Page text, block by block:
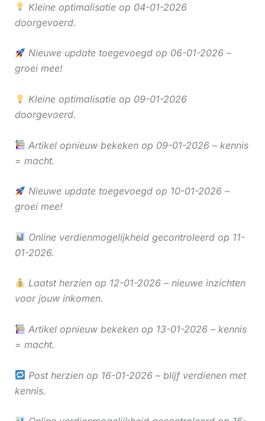
Kleine optimalisatie op 04-01-2026
doorgevoerd.
Nieuwe update toegevoegd op 06-01-2026 –
groei mee!
Kleine optimalisatie op 09-01-2026
doorgevoerd.
Artikel opnieuw bekeken op 09-01-2026 – kennis
= macht.
Nieuwe update toegevoegd op 10-01-2026 –
groei mee!
Online verdienmogelijkheid gecontroleerd op 11-
01-2026.
Laatst herzien op 12-01-2026 – nieuwe inzichten
voor jouw inkomen.
Artikel opnieuw bekeken op 13-01-2026 – kennis
= macht.
Post herzien op 16-01-2026 – blijf verdienen met
kennis.